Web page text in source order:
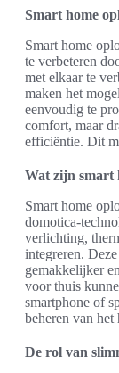
Smart home
Smart home
te verbeteren
met elkaar te
maken het
eenvoudig te
comfort, maar
efficiëntie. Dit
Wat zijn smart
Smart home
domotica-
verlichting,
integreren.
gemakkelijker
voor thuis
smartphone of
beheren van het
De rol van